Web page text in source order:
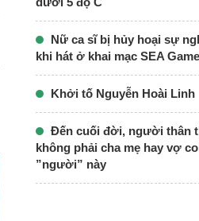
Nữ ca sĩ bị hủy hoại sự
khi hát ở khai mạc SEA
Khởi tố Nguyễn Hoài Linh
Đến cuối đời, người thân
không phải cha mẹ hay vợ
”người” này